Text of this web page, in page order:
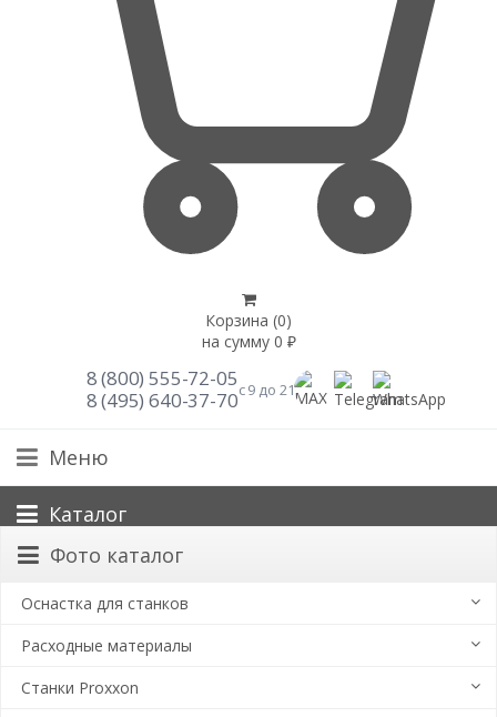
Корзина (0)
на сумму 0 ₽
8 (800) 555-72-05
8 (495) 640-37-70с 9 до 21
Меню
Каталог
Фото каталог
Оснастка для станков
Расходные материалы
Станки Proxxon